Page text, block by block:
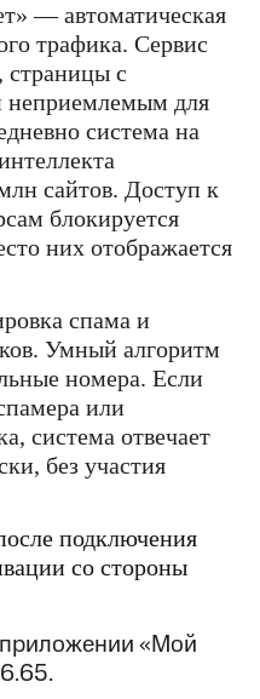
— автоматическая
трафика. Сервис
страницы с
неприемлемым для
система на
сайтов. Доступ к
блокируется
них отображается
спама и
Умный алгоритм
номера. Если
или
система отвечает
без участия
подключения
со стороны
«Мой